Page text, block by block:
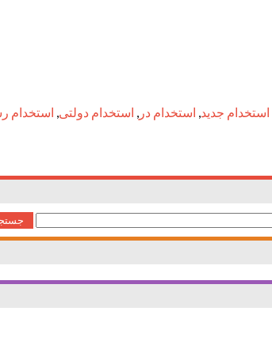
استخدام جدید, استخدام در , استخدام دولتی, استخدام